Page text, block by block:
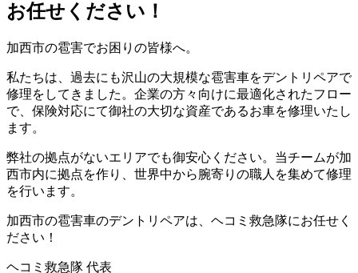
お任せください！
加西市の雹害でお困りの皆様へ。
私たちは、過去にも沢山の大規模な雹害車をデントリペアで
修理をしてきました。企業の方々向けに最適化されたフロー
で、保険対応にて御社の大切な資産であるお車を修理いたし
ます。
弊社の拠点がないエリアでも御安心ください。当チームが加
西市内に拠点を作り、世界中から腕寄りの職人を集めて修理
を行います。
加西市の雹害車のデントリペアは、ヘコミ救急隊にお任せく
ださい！
ヘコミ救急隊 代表